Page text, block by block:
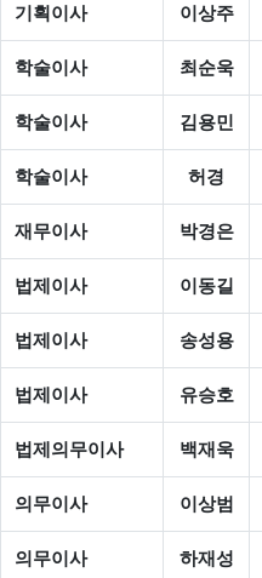
기획이사 이상주
학술이사 최순욱
학술이사 김용민
학술이사 허경
재무이사 박경은
법제이사 이동길
법제이사 송성용
법제이사 유승호
법제의무이사 백재욱
의무이사 이상범
의무이사 하재성